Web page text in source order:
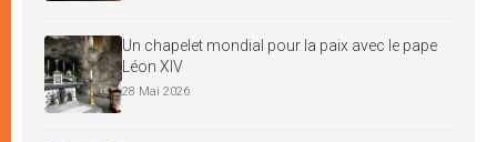
Un chapelet mondial pour la paix avec le pape
Léon XIV
28 Mai 2026